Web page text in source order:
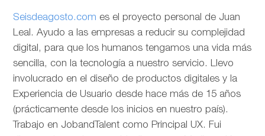
Seisdeagosto.com es el proyecto personal de Juan
Leal. Ayudo a las empresas a reducir su complejidad
digital, para que los humanos tengamos una vida más
sencilla, con la tecnología a nuestro servicio. Llevo
involucrado en el diseño de productos digitales y la
Experiencia de Usuario desde hace más de 15 años
(prácticamente desde los inicios en nuestro país).
Trabajo en JobandTalent como Principal UX. Fui